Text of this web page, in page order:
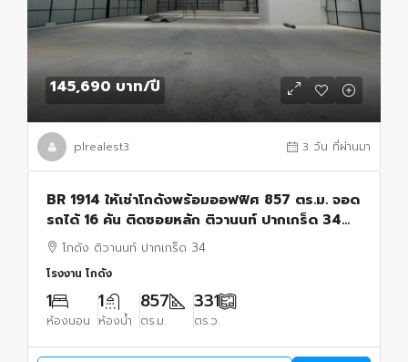
145,690 บาท/ปี
plrealest3 3 วัน ที่ผ่านมา
BR 1914 ให้เช่าโกดังพร้อมออฟฟิศ 857 ตร.ม. จอด
รถได้ 16 คัน ติดซอยหลัก ติวานนท์ ปากเกร็ด 34
นนทบุรี
โกดัง ติวานนท์ ปากเกร็ด 34
โรงงาน โกดัง
1
ห้องนอน
1
ห้องน้ำ
857
ตร.ม.
331
ตร.ว.